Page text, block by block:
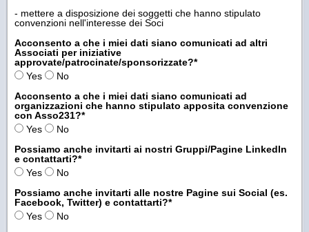
- mettere a disposizione dei soggetti che hanno stipulato
convenzioni nell'interesse dei Soci
Acconsento a che i miei dati siano comunicati ad altri
Associati per iniziative
approvate/patrocinate/sponsorizzate?*
Yes
No
Acconsento a che i miei dati siano comunicati ad
organizzazioni che hanno stipulato apposita convenzione
con Asso231?*
Yes
No
Possiamo anche invitarti ai nostri Gruppi/Pagine LinkedIn
e contattarti?*
Yes
No
Possiamo anche invitarti alle nostre Pagine sui Social (es.
Facebook, Twitter) e contattarti?*
Yes
No